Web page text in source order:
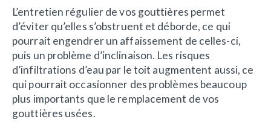
L’entretien régulier de vos gouttières permet
d’éviter qu’elles s’obstruent et déborde, ce qui
pourrait engendrer un affaissement de celles-ci,
puis un problème d’inclinaison. Les risques
d’infiltrations d’eau par le toit augmentent aussi, ce
qui pourrait occasionner des problèmes beaucoup
plus importants que le remplacement de vos
gouttières usées.